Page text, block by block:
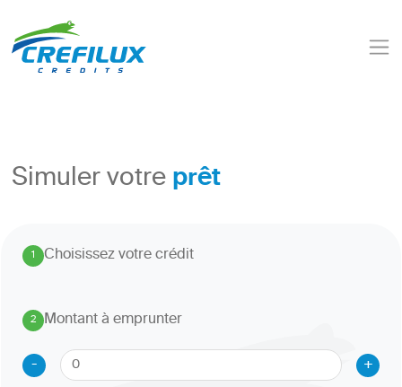
Simuler votreprêt
1. Choisissez votre crédit
2
.
Montant à emprunter
-
+